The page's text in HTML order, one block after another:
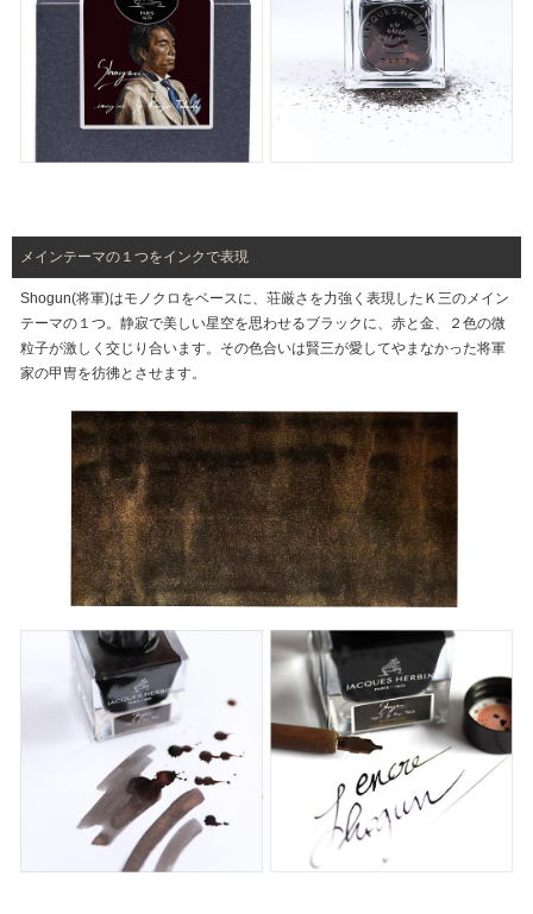
メインテーマの１つをインクで表現
Shogun(将軍)はモノクロをベースに、荘厳さを力強く表現したＫ三のメイン
テーマの１つ。静寂で美しい星空を思わせるブラックに、赤と金、２色の微
粒子が激しく交じり合います。その色合いは賢三が愛してやまなかった将軍
家の甲冑を彷彿とさせます。